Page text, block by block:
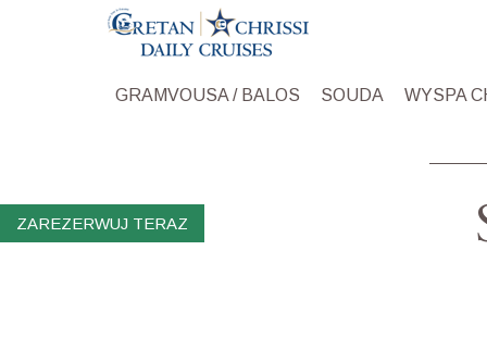
ZAREZERWUJ TERAZ
GRAMVOUSA / BALOS SOUDA WYSPA